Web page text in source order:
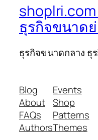
ธุรกิจขนาด
ธุรกิจขนาดกลาง ธุ
Blog
About
FAQs
Authors
Events
Shop
Patterns
Themes